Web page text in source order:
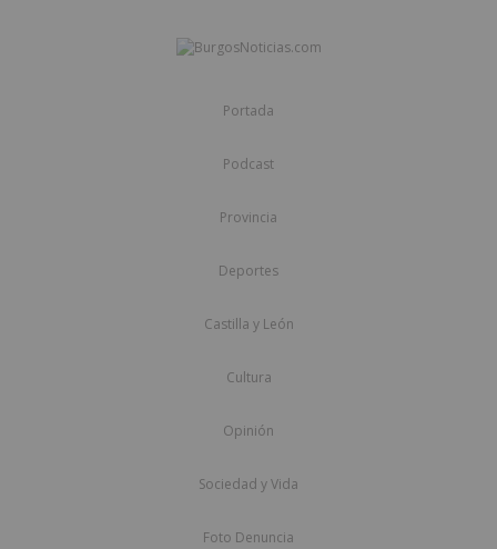
Portada
Podcast
Provincia
Deportes
Castilla y León
Cultura
Opinión
Sociedad y Vida
Foto Denuncia